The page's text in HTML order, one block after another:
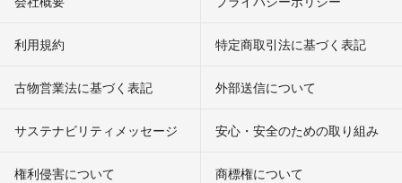
利用規約 特定商取引法に基づく表記
古物営業法に基づく表記 外部送信について
サステナビリティメッセージ 安心・安全のための取り組み
権利侵害について
商標権について